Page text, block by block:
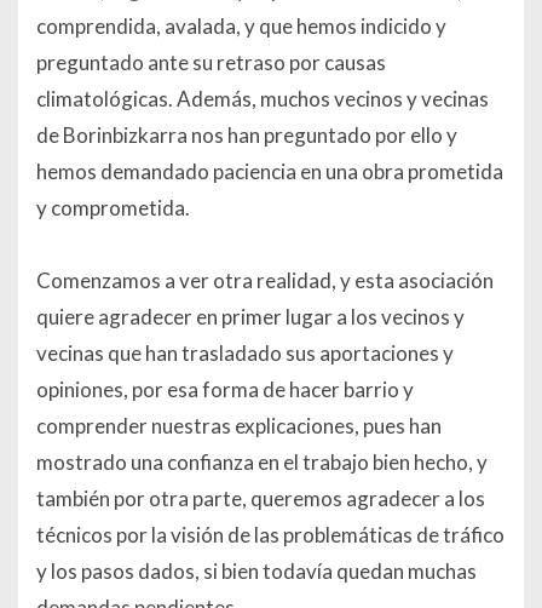
comprendida, avalada, y que hemos indicido y
preguntado ante su retraso por causas
climatológicas. Además, muchos vecinos y vecinas
de Borinbizkarra nos han preguntado por ello y
hemos demandado paciencia en una obra prometida
y comprometida.
Comenzamos a ver otra realidad, y esta asociación
quiere agradecer en primer lugar a los vecinos y
vecinas que han trasladado sus aportaciones y
opiniones, por esa forma de hacer barrio y
comprender nuestras explicaciones, pues han
mostrado una confianza en el trabajo bien hecho, y
también por otra parte, queremos agradecer a los
técnicos por la visión de las problemáticas de tráfico
y los pasos dados, si bien todavía quedan muchas